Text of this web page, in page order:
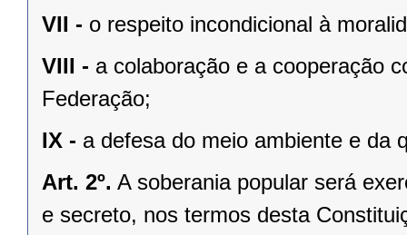
VII - o respeito incondicional à
VIII - a colaboração e a cooperação
Federação;
IX - a defesa do meio ambiente e da
Art. 2º. A soberania popular será
e secreto, nos termos desta